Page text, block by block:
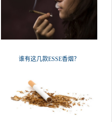
谁有这几款ESSE香烟？